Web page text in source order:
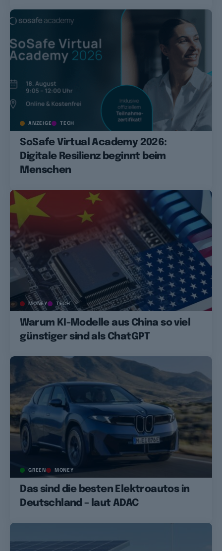
ANZEIGE TECH
SoSafe Virtual Academy 2026:
Digitale Resilienz beginnt beim
Menschen
MONEY TECH
Warum KI-Modelle aus China so viel
günstiger sind als ChatGPT
GREEN MONEY
Das sind die besten Elektroautos in
Deutschland – laut ADAC